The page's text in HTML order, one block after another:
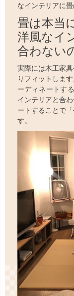
なインテリアに
畳は本当
洋風なイ
合わない
実際には木工家
りフィットしま
ーディネートす
インテリアと合
ートすることで
す。